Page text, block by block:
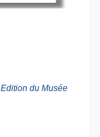
Edition du Musée